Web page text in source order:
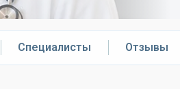
Специалисты Отзывы